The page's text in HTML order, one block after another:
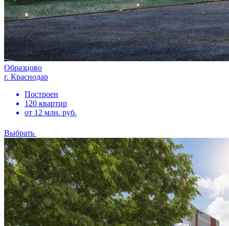
Образцово
г. Краснодар
Построен
120 квартир
от 12 млн. руб.
Выбрать